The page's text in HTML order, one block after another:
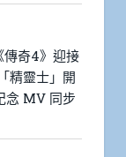
傳奇4》迎接
精靈士」開
MV 同步